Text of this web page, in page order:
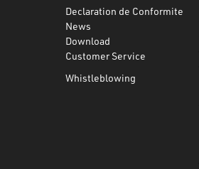
Declaration de Conformite
News
Download
Customer Service
Whistleblowing